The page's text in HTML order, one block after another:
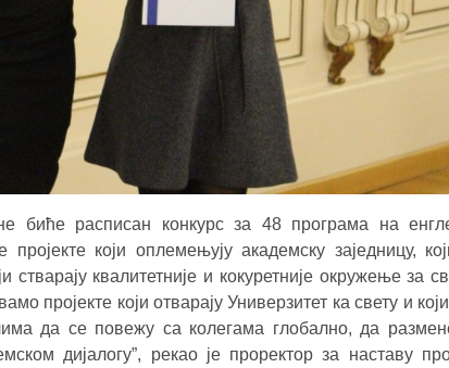
биће расписан конкурс за 48 програма на
који оплемењују академску заједницу,
стварају квалитетније и кокуретније окружење за
пројекте који отварају Универзитет ка свету и
да се повежу са колегама глобално, да
дијалогу”, рекао је проректор за наставу